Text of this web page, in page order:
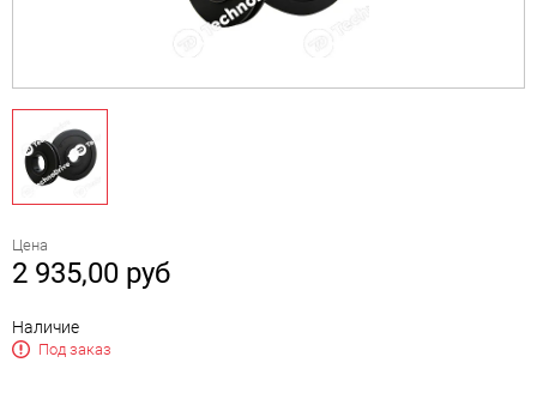
Цена
2 935,00 руб
Наличие
Под заказ